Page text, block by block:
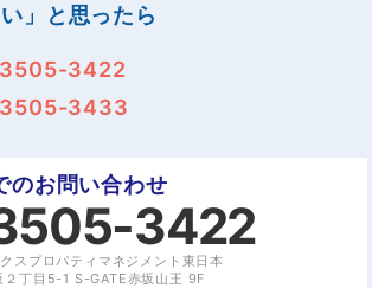
」と思ったら
3422
3433
のお問い合わせ
3422
スプロパティマネジメント東日本
２丁目5-1 S-GATE赤坂山王 9F